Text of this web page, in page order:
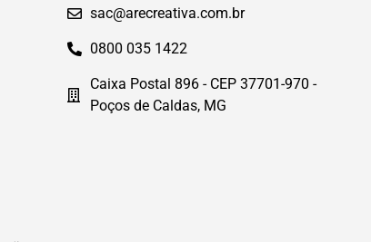
sac@arecreativa.com.br
0800 035 1422
Caixa Postal 896 - CEP 37701-970 -
Poços de Caldas, MG